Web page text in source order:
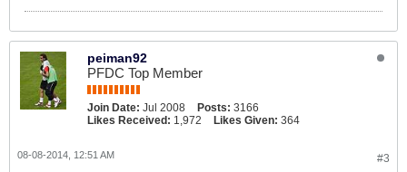
peiman92
PFDC Top Member
Join Date: Jul 2008 Posts: 3166
Likes Received: 1,972 Likes Given: 364
#3
08-08-2014, 12:51 AM